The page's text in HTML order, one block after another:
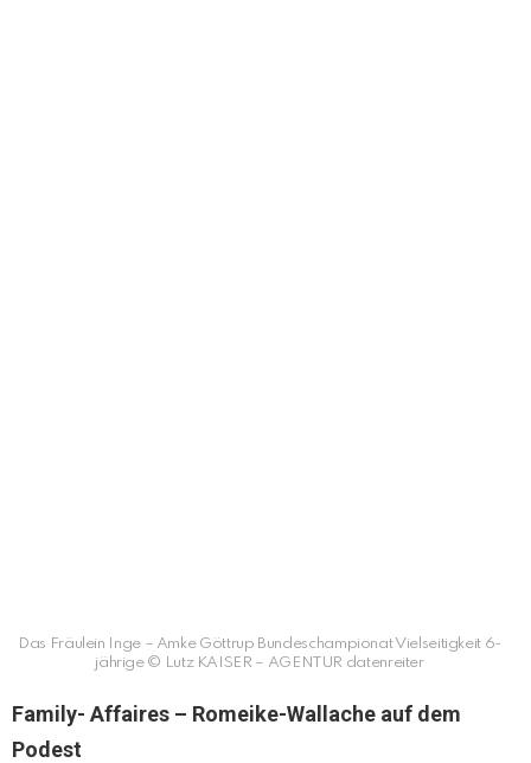
Das Fräulein Inge – Amke Göttrup Bundeschampionat Vielseitigkeit 6-
jährige © Lutz KAISER – AGENTUR datenreiter
Family- Affaires – Romeike-Wallache auf dem
Podest